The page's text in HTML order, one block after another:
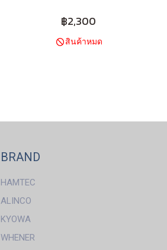
฿2,300
สินค้าหมด
BRAND
HAMTEC
ALINCO
KYOWA
WHENER